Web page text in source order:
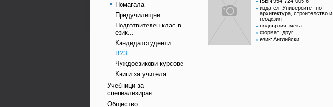
Помагала
Предучилищни
Подготвителен клас в
език...
Кандидатстуденти
ВУЗ
Чуждоезикови курсове
Книги за учителя
Учебници за
специализиран...
Общество
издател: Университет по
архитектура, строителство и
геодезия
подвързия: мека
формат: друг
език: Английски